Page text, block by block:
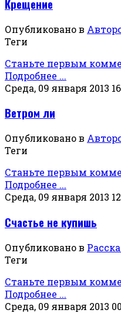
Крещение
Опубликовано в
Теги
Станьте первым
Подробнее ...
Среда, 09 января 2013
Ветром ли
Опубликовано в
Теги
Станьте первым
Подробнее ...
Среда, 09 января 2013
Счастье не купишь
Опубликовано в
Теги
Станьте первым
Подробнее ...
Среда, 09 января 2013